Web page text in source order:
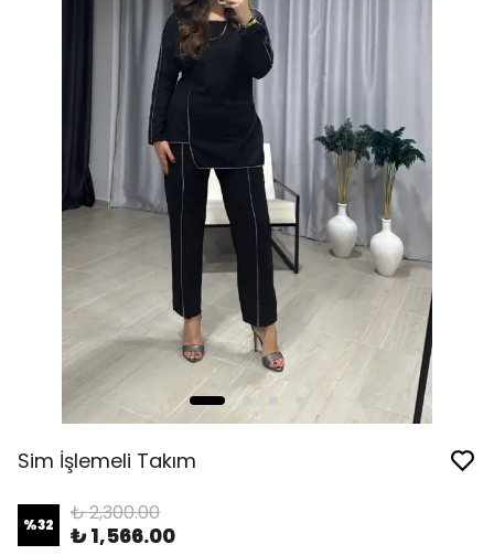
Sim İşlemeli Takım
%32 ₺ 2,300.00
₺ 1,566.00